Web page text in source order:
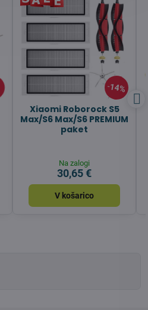
14%
Xiaomi Roborock S5
Max/S6 Max/S6 PREMIUM
paket
Na zalogi
30,65 €
V košarico